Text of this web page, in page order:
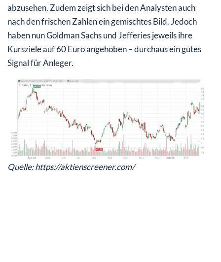
abzusehen. Zudem zeigt sich bei den Analysten auch
nach den frischen Zahlen ein gemischtes Bild. Jedoch
haben nun Goldman Sachs und Jefferies jeweils ihre
Kursziele auf 60 Euro angehoben – durchaus ein gutes
Signal für Anleger.
Quelle: https://aktienscreener.com/